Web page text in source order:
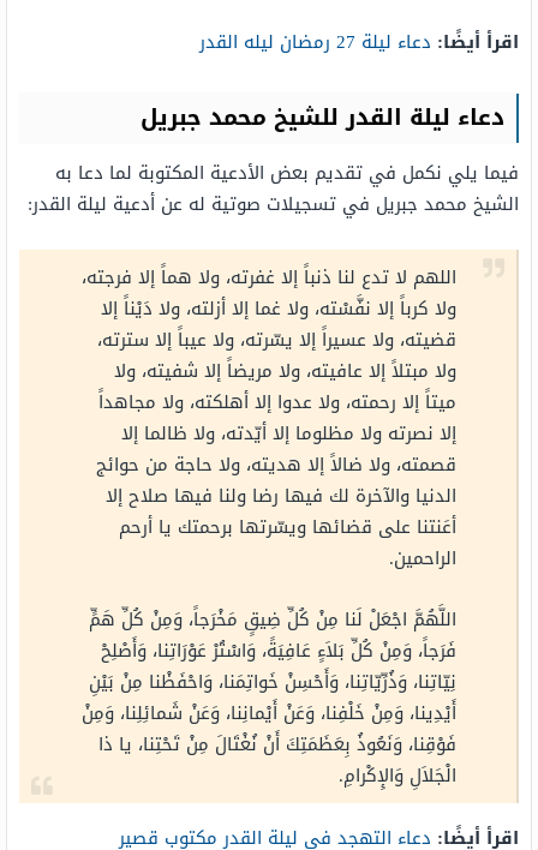
اقرأ أيضًا: دعاء ليلة 27 رمضان ليله القدر
دعاء ليلة القدر للشيخ محمد جبريل
فيما يلي نكمل في تقديم بعض الأدعية المكتوبة لما دعا به
الشيخ محمد جبريل في تسجيلات صوتية له عن أدعية ليلة القدر:
اللهم لا تدع لنا ذنباً إلا غفرته، ولا هماً إلا فرجته،
ولا كرباً إلا نفَّسْته، ولا غما إلا أزلته، ولا دَيْناً إلا
قضيته، ولا عسيراً إلا يسّرته، ولا عيباً إلا سترته،
ولا مبتلاً إلا عافيته، ولا مريضاً إلا شفيته، ولا
ميتاً إلا رحمته، ولا عدوا إلا أهلكته، ولا مجاهداً
إلا نصرته ولا مظلوما إلا أيّدته، ولا ظالما إلا
قصمته، ولا ضالاً إلا هديته، ولا حاجة من حوائج
الدنيا والآخرة لك فيها رضا ولنا فيها صلاح إلا
أعَنتنا على قضائها ويسّرتها برحمتك يا أرحم
الراحمين.
اللَّهُمَّ اجْعَلْ لَنا مِنْ كُلِّ ضِيقٍ مَخْرَجاً، وَمِنْ كُلِّ هَمٍّ
فَرَجاً، وَمِنْ كُلِّ بَلاَءٍ عَافِيَةً، وَاسْتُرْ عَوْرَاتِنا، وَأَصْلِحْ
نِيّاتِنا، وَذُرِّيّاتِنا، وَأَحْسِنْ خَواتِمَنا، وَاحْفَظْنا مِنْ بَيْنِ
أَيْدِينا، وَمِنْ خَلْفِنا، وَعَنْ أَيْمانِنا، وَعَنْ شَمائِلِنا، وَمِنْ
فَوْقِنا، وَنَعُوذُ بِعَظَمَتِكَ أَنْ نُغْتَالَ مِنْ تَحْتِنا، يا ذا
الْجَلاَلِ وَالإِكْرامِ.
اقرأ أيضًا: دعاء التهجد في ليلة القدر مكتوب قصير